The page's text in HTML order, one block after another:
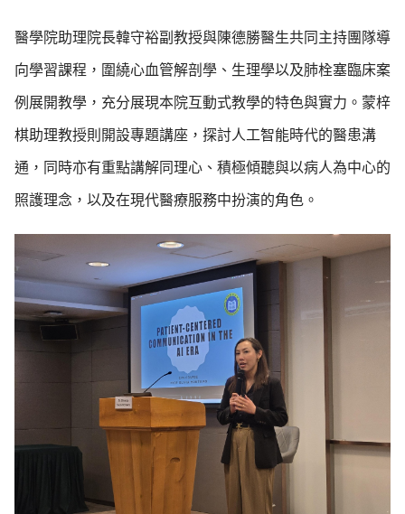
醫學院助理院長韓守裕副教授與陳德勝醫生共同主持團隊導
向學習課程，圍繞心血管解剖學、生理學以及肺栓塞臨床案
例展開教學，充分展現本院互動式教學的特色與實力。蒙梓
棋助理教授則開設專題講座，探討人工智能時代的醫患溝
通，同時亦有重點講解同理心、積極傾聽與以病人為中心的
照護理念，以及在現代醫療服務中扮演的角色。